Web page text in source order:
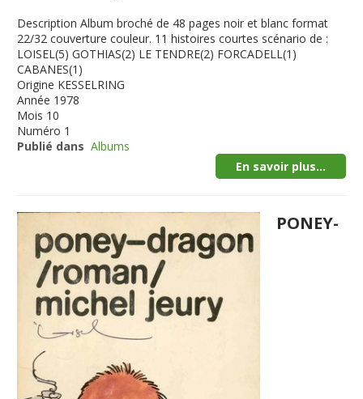
Description Album broché de 48 pages noir et blanc format
22/32 couverture couleur. 11 histoires courtes scénario de :
LOISEL(5) GOTHIAS(2) LE TENDRE(2) FORCADELL(1)
CABANES(1)
Origine KESSELRING
Année 1978
Mois 10
Numéro 1
Publié dans Albums
En savoir plus...
PONEY-